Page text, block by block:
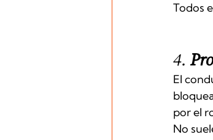
Todos
4.
El
por el
No